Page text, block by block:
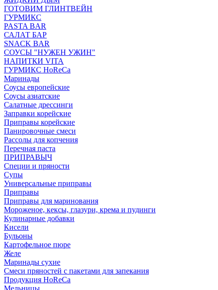
ГОТОВИМ ГЛИНТВЕЙН
ГУРМИКС
PASTA BAR
САЛАТ БАР
SNACK BAR
СОУСЫ "НУЖЕН УЖИН"
НАПИТКИ VITA
ГУРМИКС HoReCa
Маринады
Соусы европейские
Соуcы азиатские
Салатные дрессинги
Заправки корейские
Приправы корейские
Панировочные смеси
Рассолы для копчения
Перечная паста
ПРИПРАВЫЧ
Специи и пряности
Супы
Универсальные приправы
Приправы
Приправы для маринования
Мороженое, кексы, глазури, крема и пудинги
Кулинарные добавки
Кисели
Бульоны
Картофельное пюре
Желе
Маринады сухие
Смеси пряностей с пакетами для запекания
Продукция HoReCa
Мельницы